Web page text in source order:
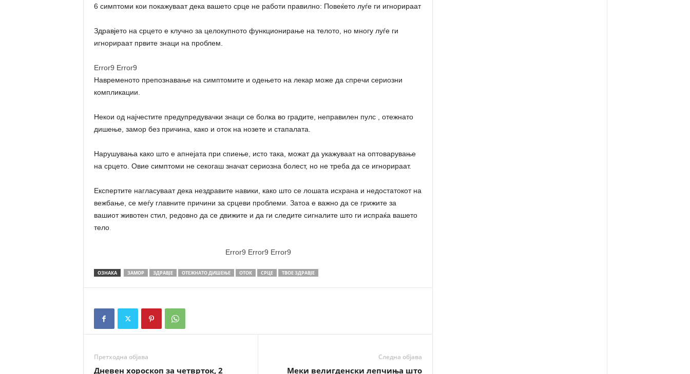
6 симптоми кои покажуваат дека вашето срце не работи правилно: Повеќето луѓе ги игнорираат
Здравјето на срцето е клучно за целокупното функционирање на телото, но многу луѓе ги
игнорираат првите знаци на проблем.
Error9 Error9
Навременото препознавање на симптомите и одењето на лекар може да спречи сериозни
компликации.
Некои од најчестите предупредувачки знаци се болка во градите, неправилен пулс , отежнато
дишење, замор без причина, како и оток на нозете и стапалата.
Нарушувања како што е апнејата при спиење, исто така, можат да укажуваат на оптоварување
на срцето. Овие симптоми не секогаш значат сериозна болест, но не треба да се игнорираат.
Експертите нагласуваат дека нездравите навики, како што се лошата исхрана и недостатокот на
вежбање, се меѓу главните причини за срцеви проблеми. Затоа е важно да се грижите за
вашиот животен стил, редовно да се движите и да ги следите сигналите што ги испраќа вашето
тело.
Error9 Error9 Error9
ОЗНАКА ЗАМОР ЗДРАВЈЕ ОТЕЖНАТО ДИШЕЊЕ ОТОК СРЦЕ ТВОЕ ЗДРАВЈЕ
Претходна објава
Дневен хороскоп за четврток, 2
Следна објава
Меки велигденски лепчиња што